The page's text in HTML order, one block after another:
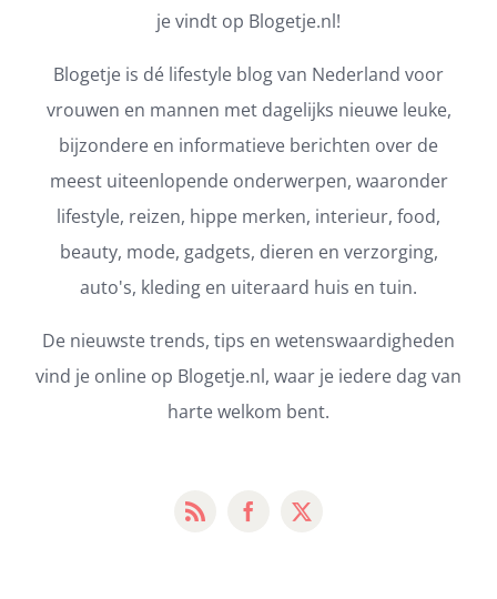
je vindt op Blogetje.nl!
Blogetje is dé lifestyle blog van Nederland voor
vrouwen en mannen met dagelijks nieuwe leuke,
bijzondere en informatieve berichten over de
meest uiteenlopende onderwerpen, waaronder
lifestyle, reizen, hippe merken, interieur, food,
beauty, mode, gadgets, dieren en verzorging,
auto's, kleding en uiteraard huis en tuin.
De nieuwste trends, tips en wetenswaardigheden
vind je online op Blogetje.nl, waar je iedere dag van
harte welkom bent.